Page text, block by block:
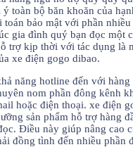
ý toàn bộ băn khoăn của
bảo mật với phần
gia đình quý bạn đọc một
trợ kịp thời với tác dụng là
xe điện gogo dibao.
năng hotline đến với
nom phần đông kênh
hoặc điện thoại. xe điện
sản phẩm hỗ trợ hàng
Điều này giúp nâng cao
đồng tình đến nhiều phần